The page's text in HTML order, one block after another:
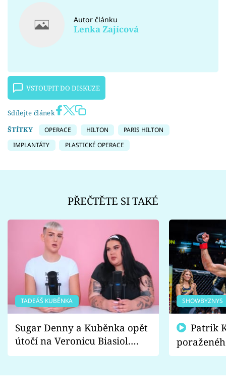
Autor článku
Lenka Zajícová
VSTOUPIT DO DISKUZE
Sdílejte článek
ŠTÍTKY
OPERACE HILTON
PARIS HILTON
IMPLANTÁTY
PLASTICKÉ OPERACE
PŘEČTĚTE SI TAKÉ
TADEÁŠ KUBĚNKA
Sugar Denny a Kuběnka opět
útočí na Veronicu Biasiol.
Proč je podle nich falešná a
SHOWBYZNYS
fanoušci